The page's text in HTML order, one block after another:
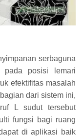
serbaguna
pada posisi lemari
efektifitas masalah
dari sistem ini,
L sudut tersebut
fungsi bagi ruang
di aplikasi baik